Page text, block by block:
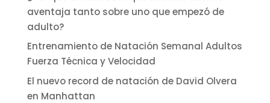
aventaja tanto sobre uno que empezó de
adulto?
Entrenamiento de Natación Semanal Adultos
Fuerza Técnica y Velocidad
El nuevo record de natación de David Olvera
en Manhattan